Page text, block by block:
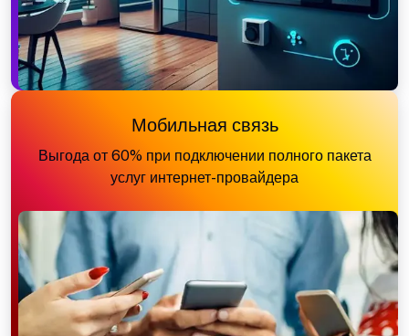
Мобильная связь
Выгода от 60% при подключении полного пакета
услуг интернет-провайдера